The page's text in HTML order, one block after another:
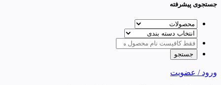
جستجوی پیشرفته
ورود / عضویت